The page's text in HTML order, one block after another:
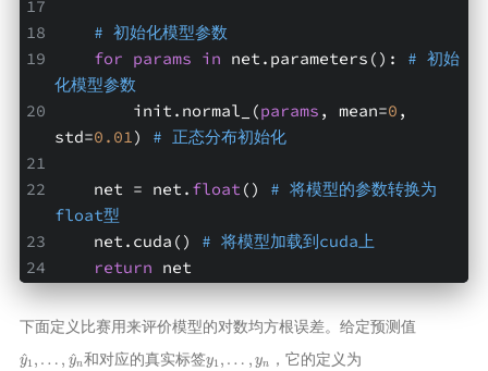
# 初始化模型参数
for params in net.parameters(): # 初始
化模型参数
        init.normal_(
params , mean=0 ,
std=0.01) # 正态分布初始化
    net = net.
float () # 将模型的参数转换为
float型
    net.cuda()
# 将模型加载到cuda上
return net
下面定义比赛用来评价模型的对数均方根误差。给定预测值
y… 和对应的真实标签
，它的定义为